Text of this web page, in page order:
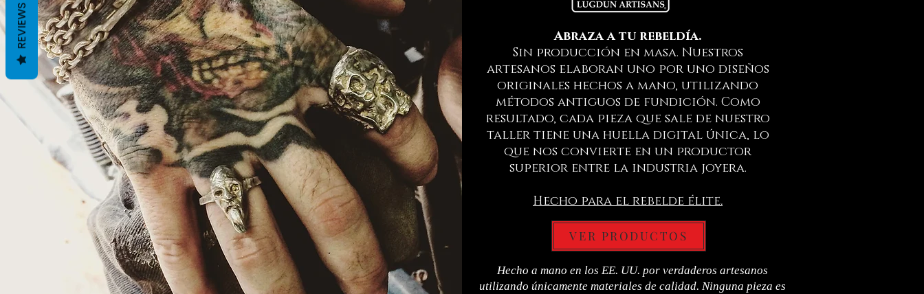
Abraza a tu rebeldía.
Sin producción en masa. Nuestros
artesanos elaboran uno por uno diseños
originales hechos a mano, utilizando
métodos antiguos de fundición. Como
resultado, cada pieza que sale de nuestro
taller tiene una huella digital única, lo
que nos convierte en un productor
superior entre la industria joyera.
Hecho para el rebelde élite.
VER PRODUCTOS
Hecho a mano en los EE. UU. por verdaderos artesanos
utilizando únicamente materiales de calidad. Ninguna pieza es
REVIEWS